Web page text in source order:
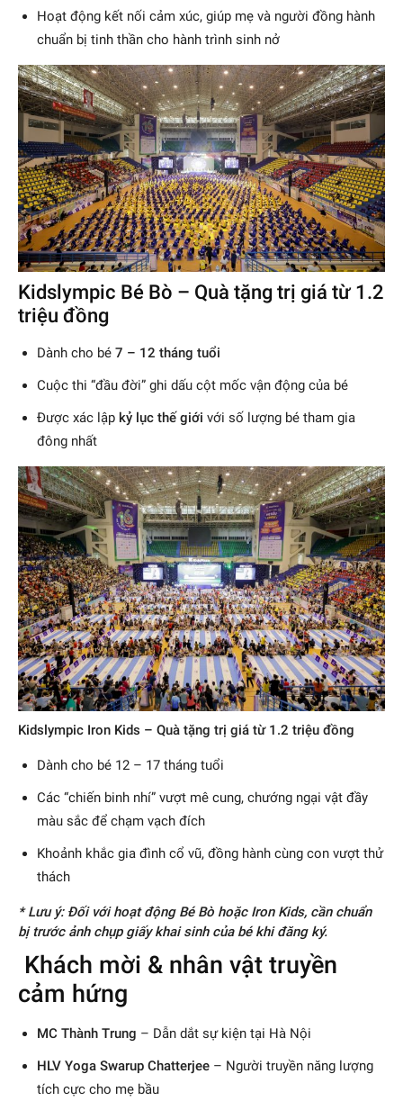
Hoạt động kết nối cảm xúc, giúp mẹ và người đồng hành
chuẩn bị tinh thần cho hành trình sinh nở
Kidslympic Bé Bò – Quà tặng trị giá từ 1.2
triệu đồng
Dành cho bé 7 – 12 tháng tuổi
Cuộc thi “đầu đời” ghi dấu cột mốc vận động của bé
Được xác lập kỷ lục thế giới với số lượng bé tham gia
đông nhất
Kidslympic Iron Kids – Quà tặng trị giá từ 1.2 triệu đồng
Dành cho bé 12 – 17 tháng tuổi
Các “chiến binh nhí” vượt mê cung, chướng ngại vật đầy
màu sắc để chạm vạch đích
Khoảnh khắc gia đình cổ vũ, đồng hành cùng con vượt thử
thách
* Lưu ý: Đối với hoạt động Bé Bò hoặc Iron Kids, cần chuẩn
bị trước ảnh chụp giấy khai sinh của bé khi đăng ký.
Khách mời & nhân vật truyền
cảm hứng
MC Thành Trung – Dẫn dắt sự kiện tại Hà Nội
HLV Yoga Swarup Chatterjee – Người truyền năng lượng
tích cực cho mẹ bầu